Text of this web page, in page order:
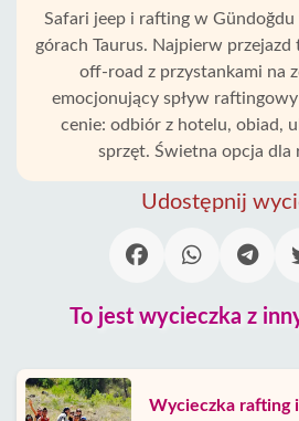
Safari jeep i rafting w
górach Taurus. Najpierw
off-road z przystankami na
emocjonujący spływ
cenie: odbiór z hotelu, obiad,
sprzęt. Świetna opcja dla
Udostępnij
To jest wycieczka z
Wycieczka rafting